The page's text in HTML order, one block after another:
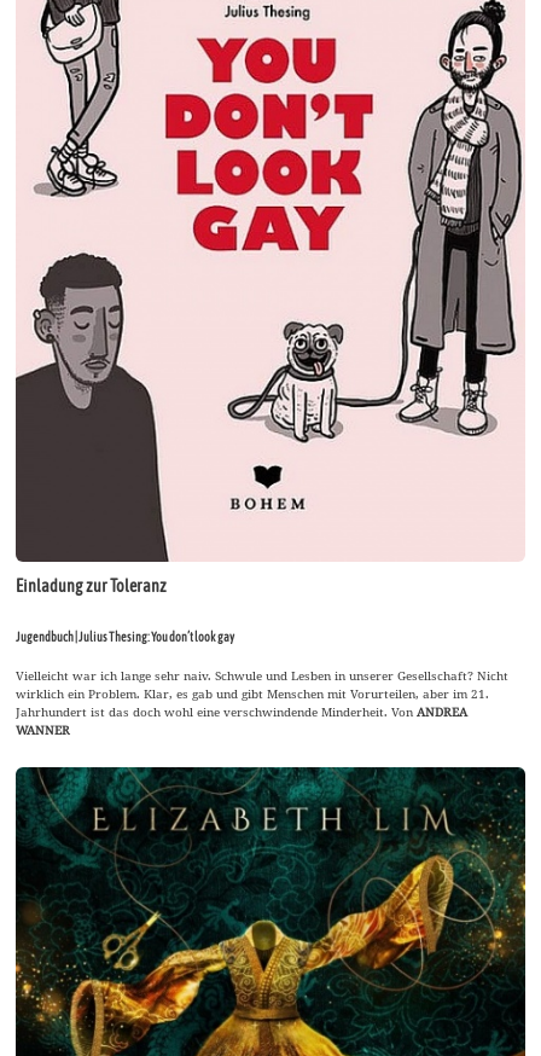
Einladung zur Toleranz
Jugendbuch | Julius Thesing: You don’t look gay
Vielleicht war ich lange sehr naiv. Schwule und Lesben in unserer Gesellschaft? Nicht
wirklich ein Problem. Klar, es gab und gibt Menschen mit Vorurteilen, aber im 21.
Jahrhundert ist das doch wohl eine verschwindende Minderheit. VonANDREA
WANNER